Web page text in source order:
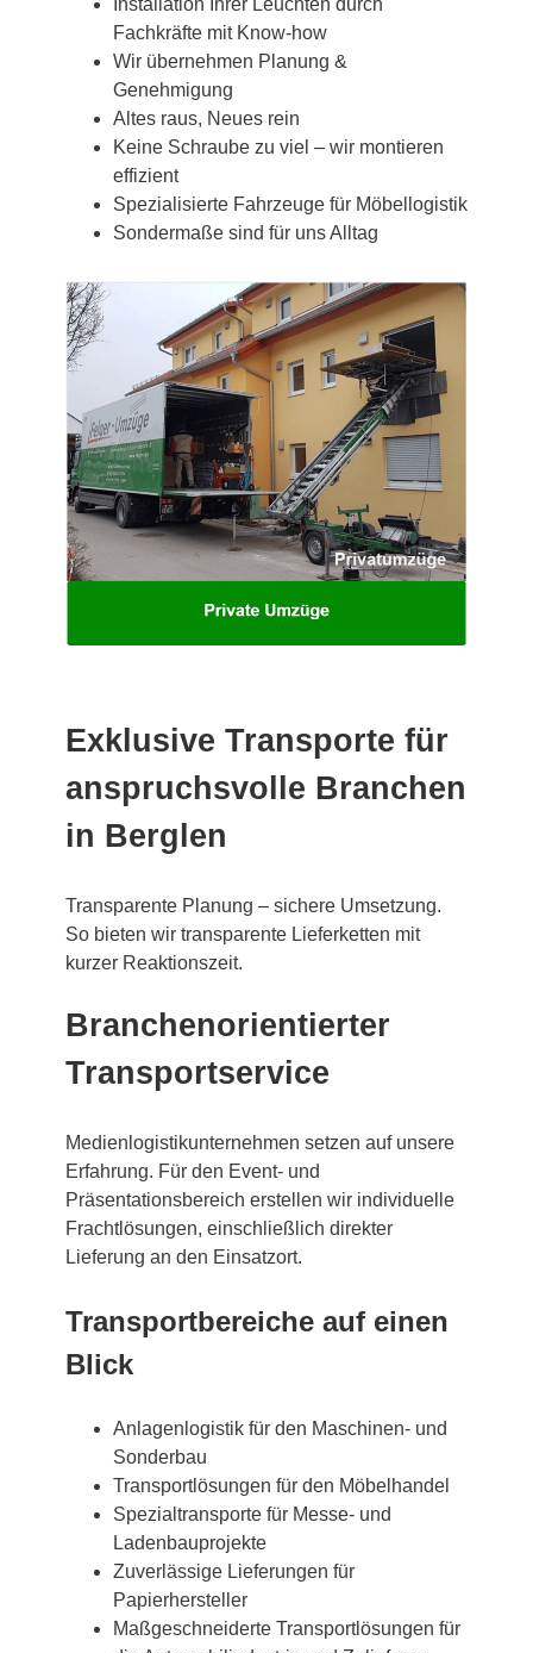
Fachkräfte mit Know-how
Wir übernehmen Planung &
Genehmigung
Altes raus, Neues rein
Keine Schraube zu viel – wir montieren
effizient
Spezialisierte Fahrzeuge für Möbellogistik
Sondermaße sind für uns Alltag
Exklusive Transporte für
anspruchsvolle Branchen
in Berglen
Transparente Planung – sichere Umsetzung.
So bieten wir transparente Lieferketten mit
kurzer Reaktionszeit.
Branchenorientierter
Transportservice
Medienlogistikunternehmen setzen auf unsere
Erfahrung. Für den Event- und
Präsentationsbereich erstellen wir individuelle
Frachtlösungen, einschließlich direkter
Lieferung an den Einsatzort.
Transportbereiche auf einen
Blick
Anlagenlogistik für den Maschinen- und
Sonderbau
Transportlösungen für den Möbelhandel
Spezialtransporte für Messe- und
Ladenbauprojekte
Zuverlässige Lieferungen für
Papierhersteller
Maßgeschneiderte Transportlösungen für